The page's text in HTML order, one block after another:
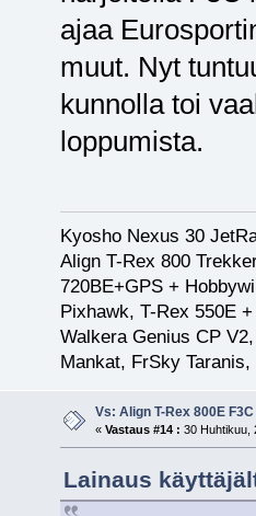
ajaa
muut. Nyt
kunnolla toi
loppumista.
Kyosho Nexus 30
Align T-Rex 800
720BE+GPS +
Pixhawk, T-Rex 550E
Walkera Genius CP
Mankat, FrSky
Vs: Align T-Rex 800E F3C
« Vastaus #14 : 30 Huhtikuu,
Lainaus